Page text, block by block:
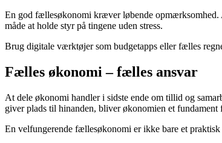
En god fællesøkonomi kræver løbende opmærksomhed.
måde at holde styr på tingene uden stress.
Brug digitale værktøjer som budgetapps eller fælles
Fælles økonomi – fælles ansvar
At dele økonomi handler i sidste ende om tillid og
giver plads til hinanden, bliver økonomien et
En velfungerende fællesøkonomi er ikke bare et